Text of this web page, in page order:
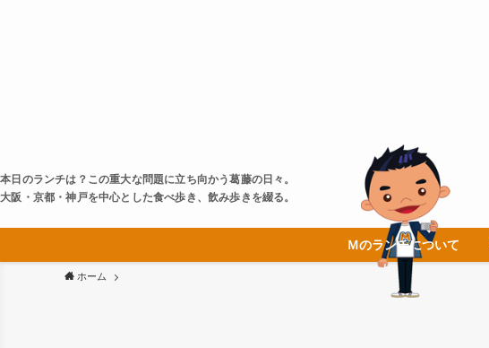
本日のランチは？この重大な問題に立ち向かう葛藤の日々。
大阪・京都・神戸を中心とした食べ歩き、飲み歩きを綴る。
Ｍのランチについて
ホーム